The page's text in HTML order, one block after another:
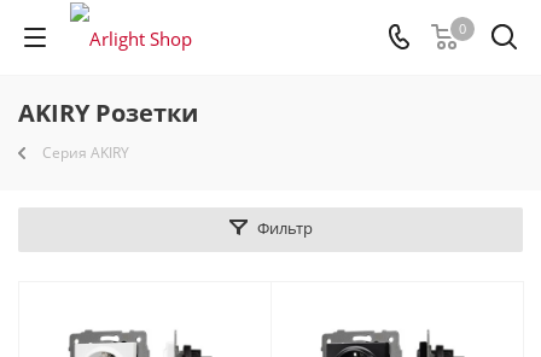
0
AKIRY Розетки
Серия AKIRY
Фильтр